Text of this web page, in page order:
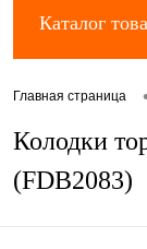
Каталог
Главная страница
Колодки
(FDB2083)